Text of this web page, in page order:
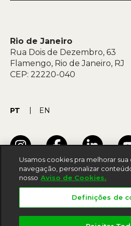
Rio de Janeiro
Rua Dois de Dezembro, 63
Flamengo, Rio de Janeiro, RJ
CEP: 22220-040
PT EN
Política de privacidade
Usamos cookies pra melhorar
navegação, personalizar
nosso Aviso de Cookies.
Definições de